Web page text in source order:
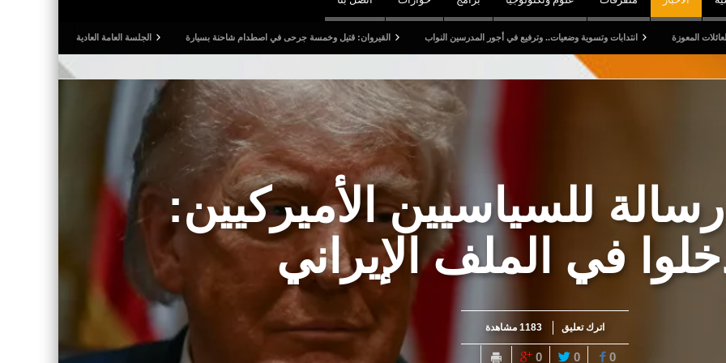
انتدابات وتسوية وضعيات.. وترفيع في أجور المدرسين النواب القيروان: قتيل وخمسة جرحى في اصطدام شاحنة بسيارة الجلسة العامة العادية لجامعة كرة القدم: المصادقة على
للسياسيين الأميركيين:
في الملف الإيراني
اترك تعليق 1183 مشاهدة
0
0
0